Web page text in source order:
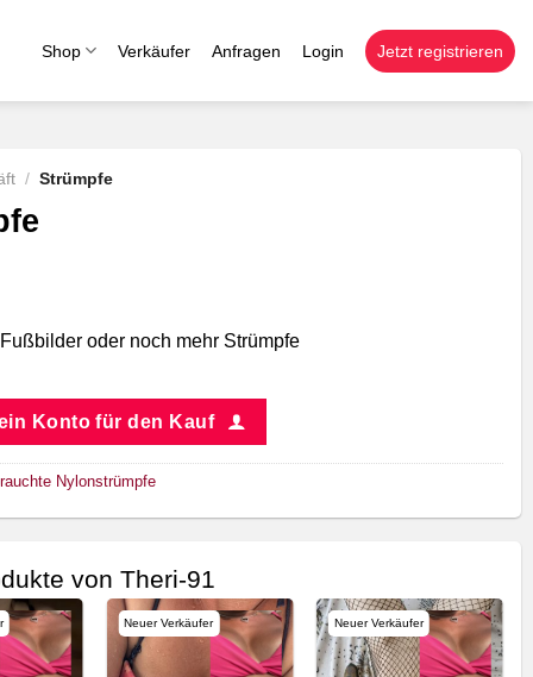
Shop Verkäufer Anfragen Login Jetzt registrieren
/ Strümpfe
oder noch mehr Strümpfe
Konto für den Kauf
Nylonstrümpfe
von Theri-91
Neuer Verkäufer Neuer Verkäufer